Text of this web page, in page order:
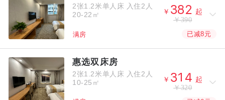
2张1.2米单人床 入住2人
20-22㎡
￥  
起
￥390
满房 已减8元
惠选双床房
2张1.2米单人床 入住2人
10-25㎡
￥   起
￥320